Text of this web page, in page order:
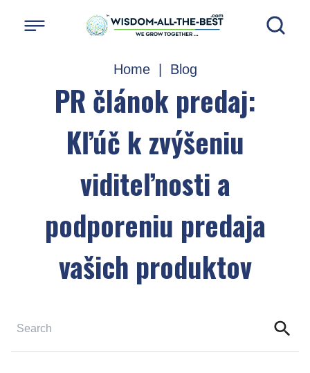
Home| Blog
PR článok predaj:
Kľúč k zvýšeniu
viditeľnosti a
podporeniu predaja
vašich produktov